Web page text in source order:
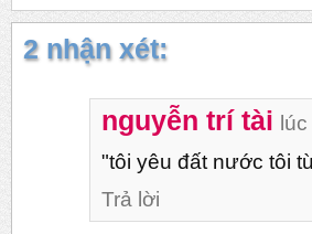
2 nhận xét:
nguyễn trí tài
"tôi yêu đất nước tôi
Trả lời